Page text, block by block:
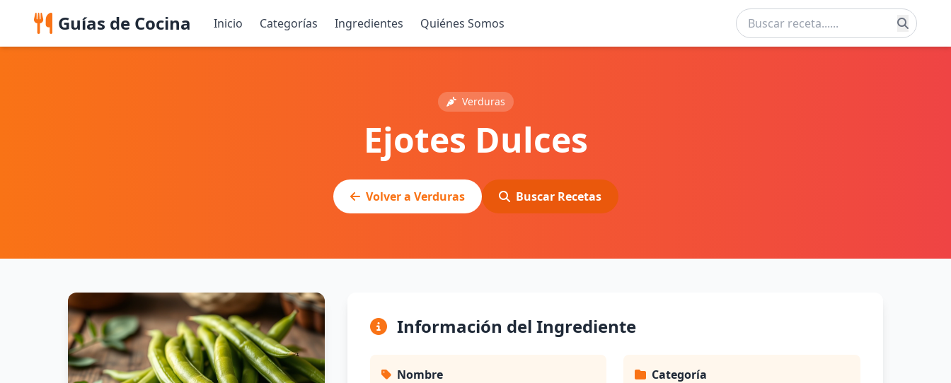
Guías de Cocina Inicio Categorías Ingredientes Quiénes Somos
Verduras
Ejotes Dulces
Volver a Verduras Buscar Recetas
Información del Ingrediente
Nombre
Categoría